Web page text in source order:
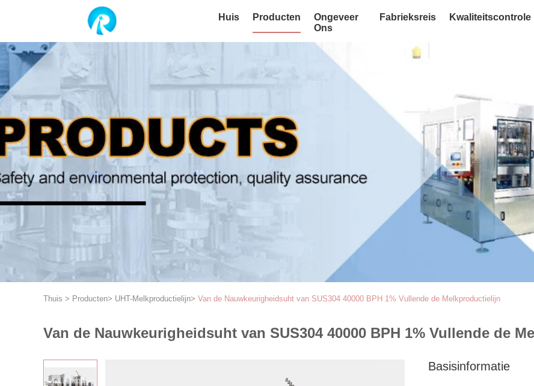
Huis Producten
Ongeveer
Ons
Fabrieksreis Kwaliteitscontrole
Thuis > Producten> UHT-Melkproductielijn> Van de Nauwkeurigheidsuht van SUS304 40000 BPH 1% Vullende de Melkproductielijn
Van de Nauwkeurigheidsuht van SUS304 40000 BPH 1% Vullende de
Basisinformatie